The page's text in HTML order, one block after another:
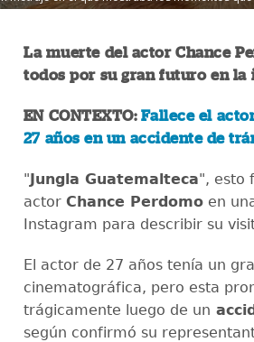
La muerte del actor Chance
todos por su gran futuro en la
EN CONTEXTO:Fallece el
27 años en un accidente de
"Jungla Guatemalteca", esto
actor Chance Perdomo en
Instagram para describir su
El actor de 27 años tenía un
cinematográfica, pero esta
trágicamente luego de un
según confirmó su